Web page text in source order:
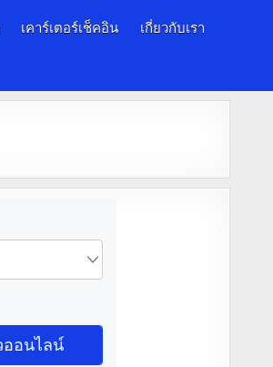
เคาร์เตอร์เช็คอิน
เกี่ยวกับเรา